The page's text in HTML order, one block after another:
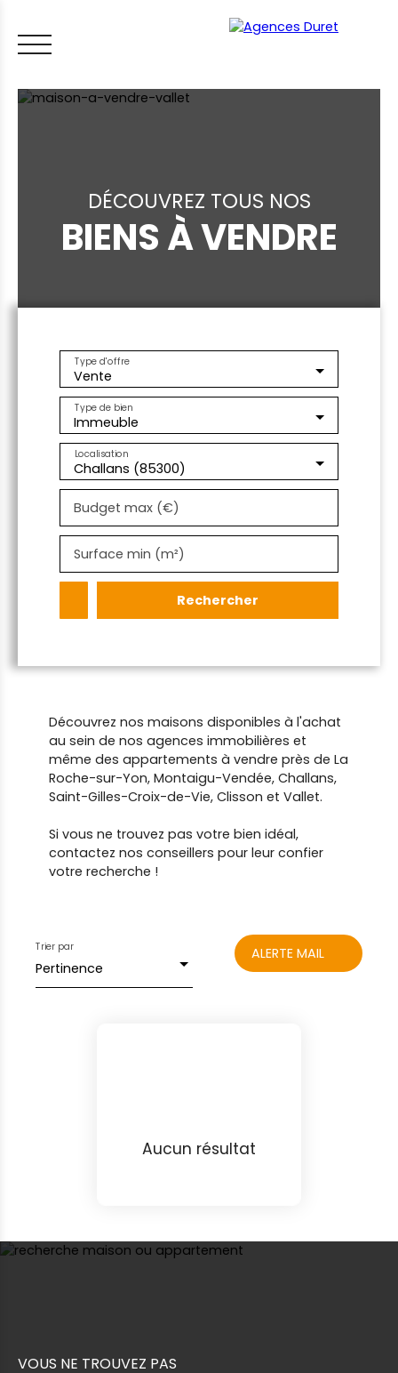
ACHETER VENDRE LOUER FAIRE GÉRER
LES CONSEILS IMMO ESTIMER MON BIEN
DÉCOUVREZ TOUS NOS
BIENS À VENDRE
Vente
Type d'offre
Immeuble
Type de bien
Challans (85300)
Localisation
Budget max (€)
Surface min (m²)
Rechercher
Découvrez nos maisons disponibles à l'achat
au sein de nos agences immobilières et
même des appartements à vendre près de La
Roche-sur-Yon, Montaigu-Vendée, Challans,
Saint-Gilles-Croix-de-Vie, Clisson et Vallet.
Si vous ne trouvez pas votre bien idéal,
contactez nos conseillers pour leur confier
votre recherche !
Pertinence
Trier par ALERTE MAIL
Aucun résultat
VOUS NE TROUVEZ PAS